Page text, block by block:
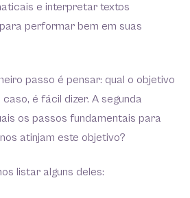
e interpretar textos
performar bem em suas
passo é pensar: qual o objetivo
é fácil dizer. A segunda
os passos fundamentais para
atinjam este objetivo?
listar alguns deles: